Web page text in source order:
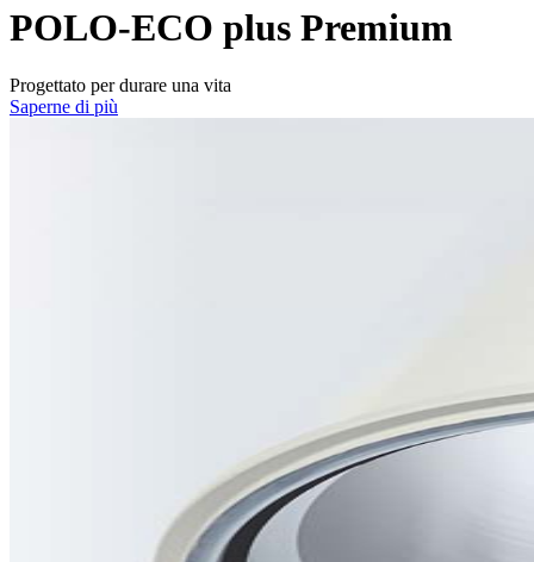
POLO-ECO plus Premium
Progettato per durare una vita
Saperne di più